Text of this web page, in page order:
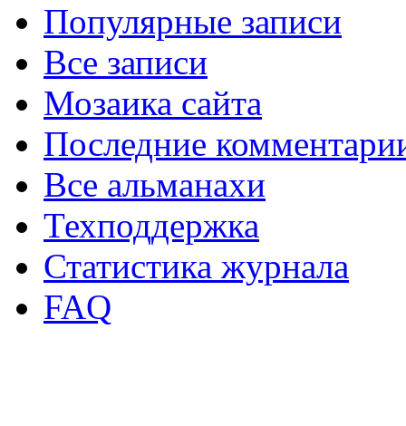
Популярные записи
Все записи
Мозаика сайта
Последние
Все альманахи
Техподдержка
Статистика журнала
FAQ